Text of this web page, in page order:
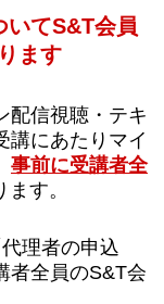
いてS&T会員
ます
配信視聴・テキ
講にあたりマイ
事前に受講者全
す。
理者の申込
者全員のS&T会